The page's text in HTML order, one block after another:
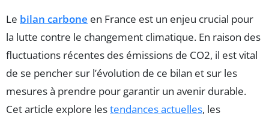
Le bilan carbone en France est un enjeu crucial pour
la lutte contre le changement climatique. En raison des
fluctuations récentes des émissions de CO2, il est vital
de se pencher sur l’évolution de ce bilan et sur les
mesures à prendre pour garantir un avenir durable.
Cet article explore lestendances actuelles, les